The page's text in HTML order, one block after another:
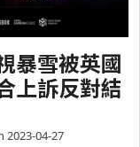
暴雪被英國
上訴反對結
2023-04-27